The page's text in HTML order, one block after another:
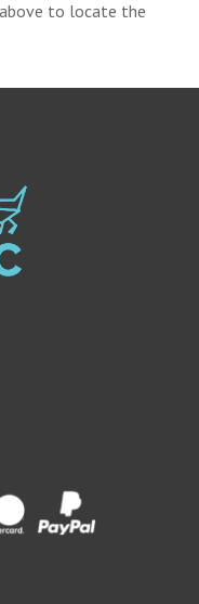
to locate the